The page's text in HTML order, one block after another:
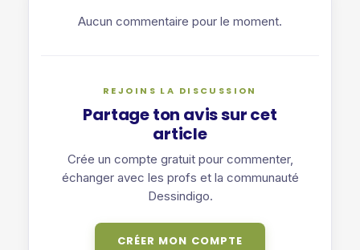
Aucun commentaire pour le moment.
REJOINS LA DISCUSSION
Partage ton avis sur cet
article
Crée un compte gratuit pour commenter,
échanger avec les profs et la communauté
Dessindigo.
CRÉER MON COMPTE